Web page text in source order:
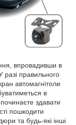
впровадивши в
разі правильного
автомагнітоли
в
здавати
пошкодити
та будь-які інші